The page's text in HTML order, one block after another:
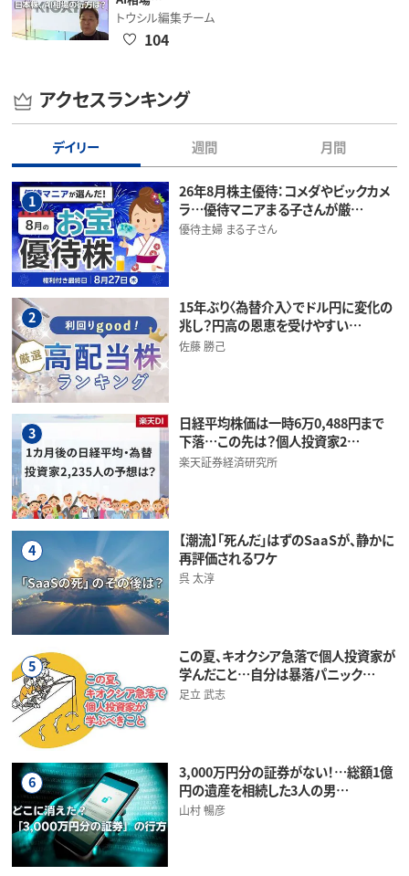
トウシル編集チーム
104
アクセスランキング
デイリー 週間 月間
1
26年8月株主優待：コメダやビックカメ
ラ…優待マニアまる子さんが厳…
優待主婦 まる子さん
2
15年ぶり〈為替介入〉でドル円に変化の
兆し？円高の恩恵を受けやすい…
佐藤 勝己
3
日経平均株価は一時6万0,488円まで
下落…この先は？個人投資家2…
楽天証券経済研究所
4
【潮流】「死んだ」はずのSaaSが、静かに
再評価されるワケ
呉 太淳
5
この夏、キオクシア急落で個人投資家が
学んだこと…自分は暴落パニック…
足立 武志
6
3,000万円分の証券がない！…総額1億
円の遺産を相続した3人の男…
山村 暢彦